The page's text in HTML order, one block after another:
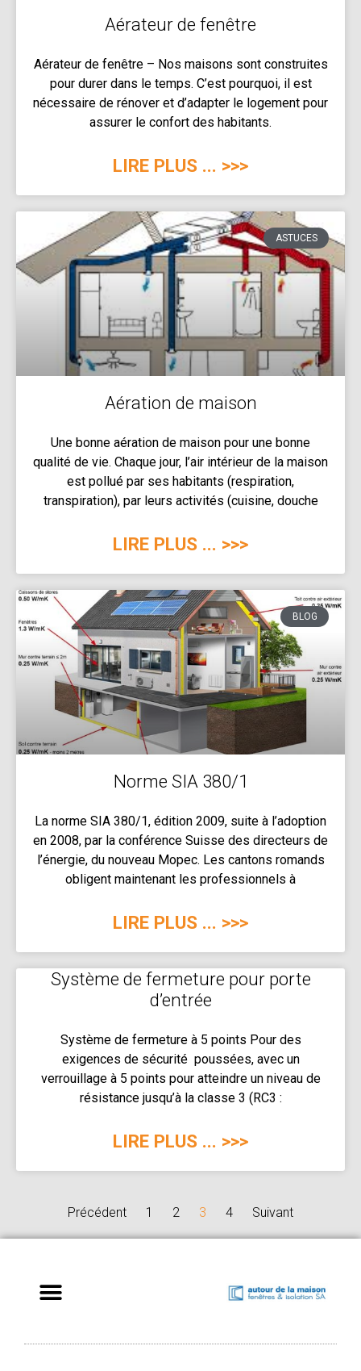
Aérateur de fenêtre
Aérateur de fenêtre​ – Nos maisons sont construites
pour durer dans le temps. C’est pourquoi, il est
nécessaire de rénover et d’adapter le logement pour
assurer le confort des habitants.
LIRE PLUS ... >>>
ASTUCES
Aération de maison
Une bonne aération de maison pour une bonne
qualité de vie. Chaque jour, l’air intérieur de la maison
est pollué par ses habitants (respiration,
transpiration), par leurs activités (cuisine, douche
LIRE PLUS ... >>>
BLOG
Norme SIA 380/1
La norme SIA 380/1, édition 2009, suite à l’adoption
en 2008, par la conférence Suisse des directeurs de
l’énergie, du nouveau Mopec. Les cantons romands
obligent maintenant les professionnels à
LIRE PLUS ... >>>
Système de fermeture pour porte
d’entrée
Système de fermeture à 5 points Pour des
exigences de sécurité poussées, avec un
verrouillage à 5 points pour atteindre un niveau de
résistance jusqu’à la classe 3 (RC3 :
LIRE PLUS ... >>>
Précédent 1 2 3 4 Suivant